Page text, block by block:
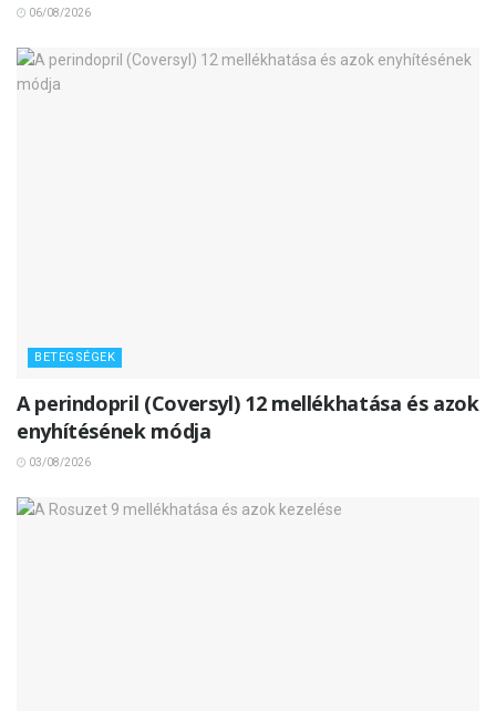
06/08/2026
BETEGSÉGEK
A perindopril (Coversyl) 12 mellékhatása és azok
enyhítésének módja
03/08/2026